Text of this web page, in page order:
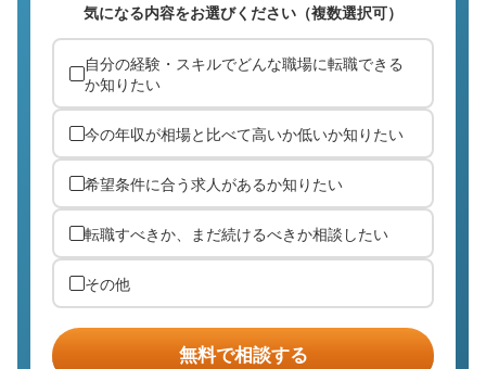
気になる内容をお選びください（複数選択可）
自分の経験・スキルでどんな職場に転職できる
か知りたい
今の年収が相場と比べて高いか低いか知りたい
希望条件に合う求人があるか知りたい
転職すべきか、まだ続けるべきか相談したい
その他
無料で相談する